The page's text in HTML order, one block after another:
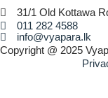
31/1 Old Kottawa
011 282 4588
info@vyapara.lk
Copyright @ 2025